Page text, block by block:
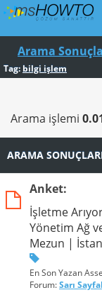
Arama
Tag: bilgi işlem
Arama işlemi
ARAMA
Anket:
İşletme
Yönetim Ağ
Mezun |
En Son Yazan
Forum:Sarı